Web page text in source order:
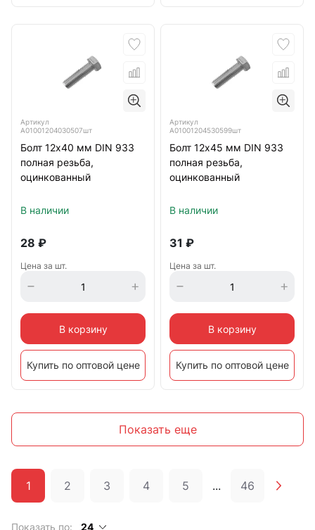
Артикул
А01001204030507шт
Болт 12х40 мм DIN 933
полная резьба,
оцинкованный
В наличии
28 ₽
Цена за шт.
В корзину
Купить по оптовой цене
Артикул
А01001204530599шт
Болт 12х45 мм DIN 933
полная резьба,
оцинкованный
В наличии
31 ₽
Цена за шт.
В корзину
Купить по оптовой цене
Показать еще
1 2 3 4 5 ... 46
Показать по: 24